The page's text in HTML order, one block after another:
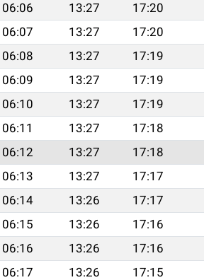
06:06 13:27 17:20
06:07 13:27 17:20
06:08 13:27 17:19
06:09 13:27 17:19
06:10 13:27 17:19
06:11 13:27 17:18
06:12 13:27 17:18
06:13 13:27 17:17
06:14 13:26 17:17
06:15 13:26 17:16
06:16 13:26 17:16
06:17 13:26 17:15